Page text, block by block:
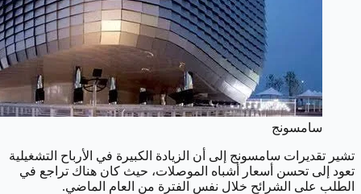
سامسونج
تشير تقديرات سامسونج إلى أن الزيادة الكبيرة في الأرباح التشغيلية
تعود إلى تحسن أسعار أشباه الموصلات، حيث كان هناك تراجع في
الطلب على الشرائح خلال نفس الفترة من العام الماضي.